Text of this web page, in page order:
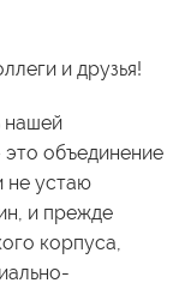
и друзья!
нашей
объединение
не устаю
и прежде
корпуса,